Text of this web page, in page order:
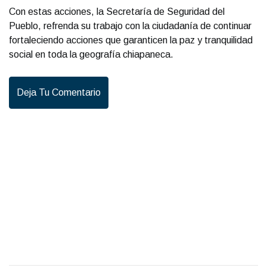
Con estas acciones, la Secretaría de Seguridad del
Pueblo, refrenda su trabajo con la ciudadanía de continuar
fortaleciendo acciones que garanticen la paz y tranquilidad
social en toda la geografía chiapaneca.
Deja Tu Comentario